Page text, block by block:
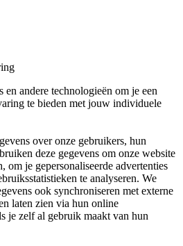
andere technologieën om je een
te bieden met jouw individuele
over onze gebruikers, hun
deze gegevens om onze website
om je gepersonaliseerde advertenties
te analyseren. We
ook synchroniseren met externe
laten zien via hun online
je zelf al gebruik maakt van hun